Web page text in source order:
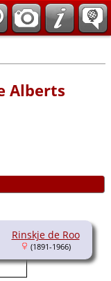
Alberts
Rinskje de Roo
(1891-1966)